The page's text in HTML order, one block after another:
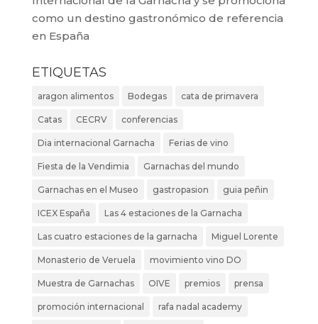
como un destino gastronómico de referencia
en España
ETIQUETAS
aragon alimentos Bodegas cata de primavera
Catas CECRV conferencias
Dia internacional Garnacha Ferias de vino
Fiesta de la Vendimia Garnachas del mundo
Garnachas en el Museo gastropasion guia peñin
ICEX España Las 4 estaciones de la Garnacha
Las cuatro estaciones de la garnacha Miguel Lorente
Monasterio de Veruela movimiento vino DO
Muestra de Garnachas OIVE premios prensa
promoción internacional rafa nadal academy